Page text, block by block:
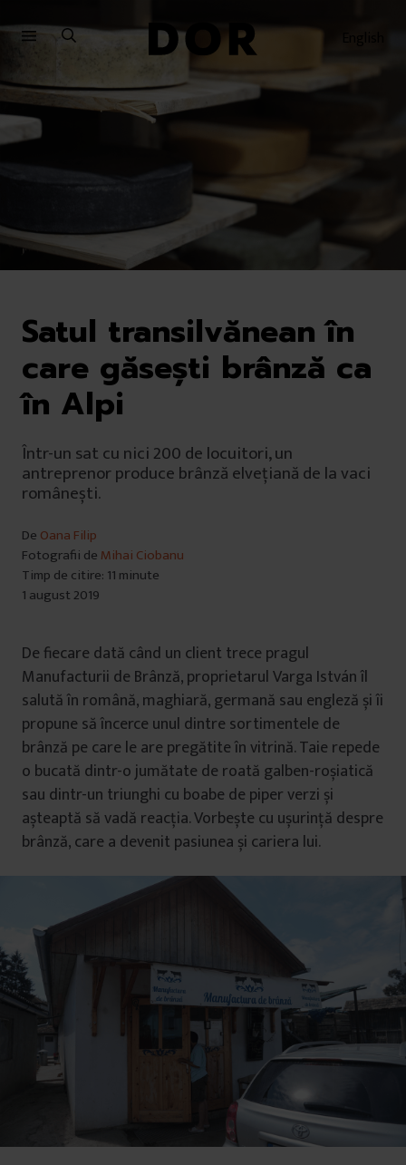
la
la
Satul transilvănean în
care găsești brânză ca
în Alpi
Într-un sat cu nici 200 de locuitori, un
antreprenor produce brânză elvețiană de la vaci
românești.
De Oana Filip
Fotografii de Mihai Ciobanu
Timp de citire: 11 minute
1 august 2019
De fiecare dată când un client trece pragul
Manufacturii de Brânză, proprietarul Varga István îl
salută în română, maghiară, germană sau engleză și îi
propune să încerce unul dintre sortimentele de
brânză pe care le are pregătite în vitrină. Taie repede
o bucată dintr-o jumătate de roată galben-roșiatică
sau dintr-un triunghi cu boabe de piper verzi și
așteaptă să vadă reacția. Vorbește cu ușurință despre
brânză, care a devenit pasiunea și cariera lui.